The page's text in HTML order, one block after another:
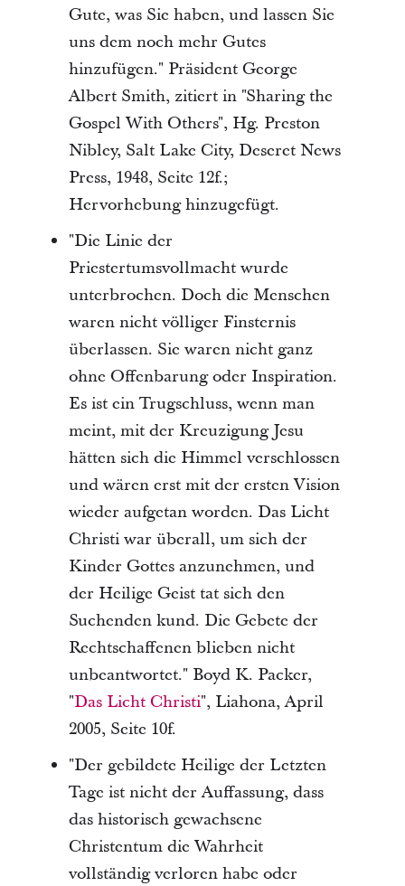
Gute, was Sie haben, und lassen Sie
uns dem noch mehr Gutes
hinzufügen." Präsident George
Albert Smith, zitiert in "Sharing the
Gospel With Others", Hg. Preston
Nibley, Salt Lake City, Deseret News
Press, 1948, Seite 12f.;
Hervorhebung hinzugefügt.
"Die Linie der
Priestertumsvollmacht wurde
unterbrochen. Doch die Menschen
waren nicht völliger Finsternis
überlassen. Sie waren nicht ganz
ohne Offenbarung oder Inspiration.
Es ist ein Trugschluss, wenn man
meint, mit der Kreuzigung Jesu
hätten sich die Himmel verschlossen
und wären erst mit der ersten Vision
wieder aufgetan worden. Das Licht
Christi war überall, um sich der
Kinder Gottes anzunehmen, und
der Heilige Geist tat sich den
Suchenden kund. Die Gebete der
Rechtschaffenen blieben nicht
unbeantwortet." Boyd K. Packer,
"Das Licht Christi", Liahona, April
2005, Seite 10f.
"Der gebildete Heilige der Letzten
Tage ist nicht der Auffassung, dass
das historisch gewachsene
Christentum die Wahrheit
vollständig verloren habe oder